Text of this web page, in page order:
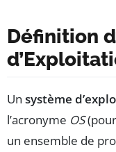
Définition
Un système
l’acronyme OS(pour
un ensemble de